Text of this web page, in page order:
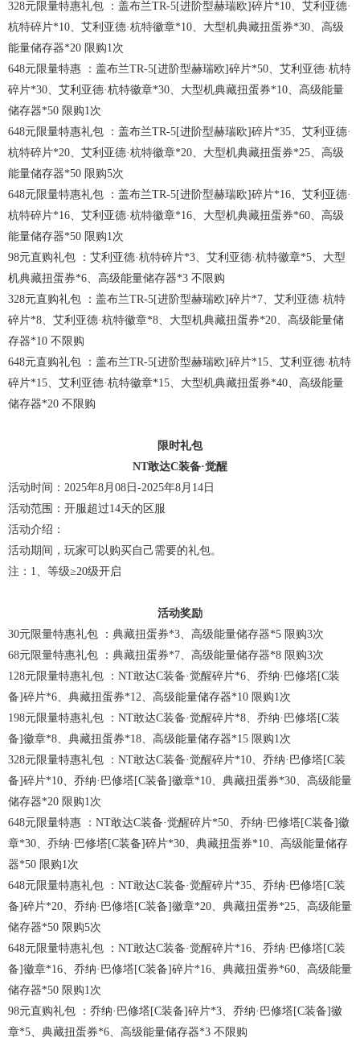
328元限量特惠礼包 ：盖布兰TR-5[进阶型赫瑞欧]碎片*10、艾利亚德·
杭特碎片*10、艾利亚德·杭特徽章*10、大型机典藏扭蛋券*30、高级
能量储存器*20 限购1次
648元限量特惠 ：盖布兰TR-5[进阶型赫瑞欧]碎片*50、艾利亚德·杭特
碎片*30、艾利亚德·杭特徽章*30、大型机典藏扭蛋券*10、高级能量
储存器*50 限购1次
648元限量特惠礼包 ：盖布兰TR-5[进阶型赫瑞欧]碎片*35、艾利亚德·
杭特碎片*20、艾利亚德·杭特徽章*20、大型机典藏扭蛋券*25、高级
能量储存器*50 限购5次
648元限量特惠礼包 ：盖布兰TR-5[进阶型赫瑞欧]碎片*16、艾利亚德·
杭特碎片*16、艾利亚德·杭特徽章*16、大型机典藏扭蛋券*60、高级
能量储存器*50 限购1次
98元直购礼包 ：艾利亚德·杭特碎片*3、艾利亚德·杭特徽章*5、大型
机典藏扭蛋券*6、高级能量储存器*3 不限购
328元直购礼包 ：盖布兰TR-5[进阶型赫瑞欧]碎片*7、艾利亚德·杭特
碎片*8、艾利亚德·杭特徽章*8、大型机典藏扭蛋券*20、高级能量储
存器*10 不限购
648元直购礼包 ：盖布兰TR-5[进阶型赫瑞欧]碎片*15、艾利亚德·杭特
碎片*15、艾利亚德·杭特徽章*15、大型机典藏扭蛋券*40、高级能量
储存器*20 不限购
限时礼包
NT敢达C装备·觉醒
活动时间：2025年8月08日-2025年8月14日
活动范围：开服超过14天的区服
活动介绍：
活动期间，玩家可以购买自己需要的礼包。
注：1、等级≥20级开启
活动奖励
30元限量特惠礼包 ：典藏扭蛋券*3、高级能量储存器*5 限购3次
68元限量特惠礼包 ：典藏扭蛋券*7、高级能量储存器*8 限购3次
128元限量特惠礼包 ：NT敢达C装备·觉醒碎片*6、乔纳·巴修塔[C装
备]碎片*6、典藏扭蛋券*12、高级能量储存器*10 限购1次
198元限量特惠礼包 ：NT敢达C装备·觉醒碎片*8、乔纳·巴修塔[C装
备]徽章*8、典藏扭蛋券*18、高级能量储存器*15 限购1次
328元限量特惠礼包 ：NT敢达C装备·觉醒碎片*10、乔纳·巴修塔[C装
备]碎片*10、乔纳·巴修塔[C装备]徽章*10、典藏扭蛋券*30、高级能量
储存器*20 限购1次
648元限量特惠 ：NT敢达C装备·觉醒碎片*50、乔纳·巴修塔[C装备]徽
章*30、乔纳·巴修塔[C装备]碎片*30、典藏扭蛋券*10、高级能量储存
器*50 限购1次
648元限量特惠礼包 ：NT敢达C装备·觉醒碎片*35、乔纳·巴修塔[C装
备]碎片*20、乔纳·巴修塔[C装备]徽章*20、典藏扭蛋券*25、高级能量
储存器*50 限购5次
648元限量特惠礼包 ：NT敢达C装备·觉醒碎片*16、乔纳·巴修塔[C装
备]徽章*16、乔纳·巴修塔[C装备]碎片*16、典藏扭蛋券*60、高级能量
储存器*50 限购1次
98元直购礼包 ：乔纳·巴修塔[C装备]碎片*3、乔纳·巴修塔[C装备]徽
章*5、典藏扭蛋券*6、高级能量储存器*3 不限购